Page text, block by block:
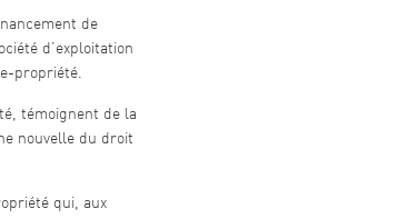
de
d’exploitation
propriété.
témoignent de la
nouvelle du droit
qui, aux